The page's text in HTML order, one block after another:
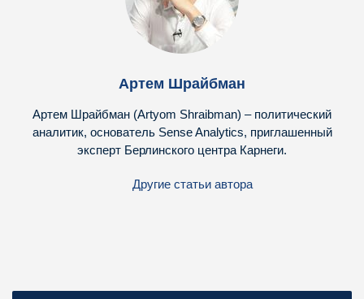
Артем Шрайбман
Артем Шрайбман (Artyom Shraibman) – политический
аналитик, основатель Sense Analytics, приглашенный
эксперт Берлинского центра Карнеги.
Другие статьи автора